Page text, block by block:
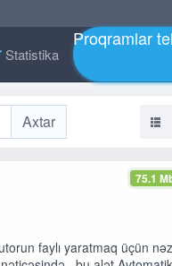
Statistika
Proqramlar
75.1
faylı yaratmaq üçün